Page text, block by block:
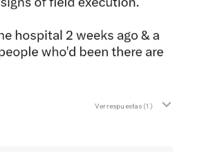
Ver respuestas(1)